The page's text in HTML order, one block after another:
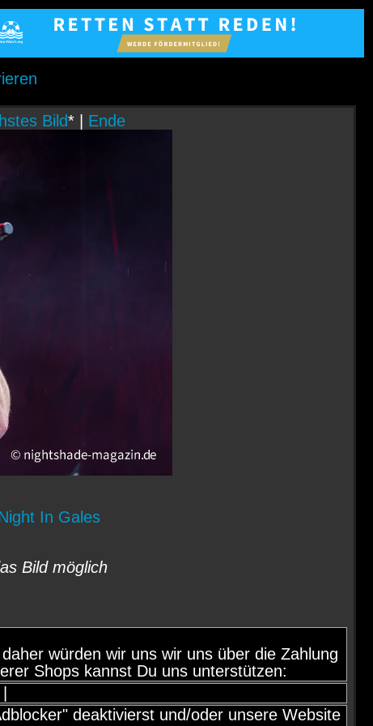
Bild* | Ende
In Gales
Bild möglich
würden wir uns wir uns über die Zahlung
Shops kannst Du uns unterstützen:
deaktivierst und/oder unsere Website